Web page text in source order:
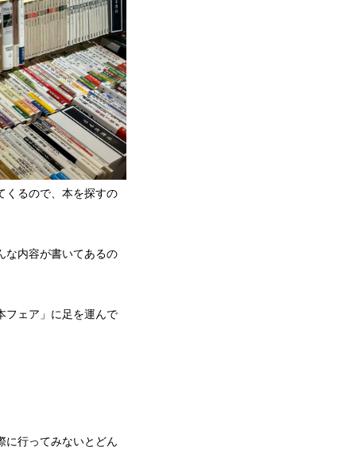
くるので、本を探すの
な内容が書いてあるの
フェア」に足を運んで
に行ってみないとどん